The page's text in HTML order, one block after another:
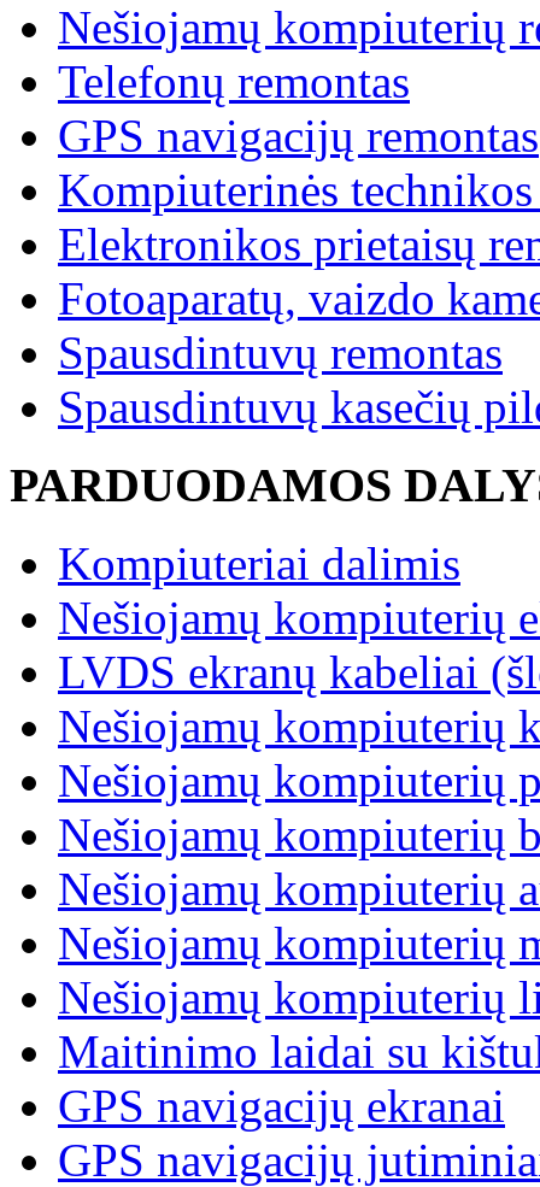
Nešiojamų kompiuterių
Telefonų remontas
GPS navigacijų remontas
Kompiuterinės
Elektronikos prietaisų
Fotoaparatų, vaizdo
Spausdintuvų remontas
Spausdintuvų kasečių
PARDUODAMOS
Kompiuteriai dalimis
Nešiojamų kompiuterių
LVDS ekranų kabeliai
Nešiojamų kompiuterių
Nešiojamų kompiuterių
Nešiojamų kompiuterių
Nešiojamų kompiuterių
Nešiojamų kompiuterių
Nešiojamų kompiuterių
Maitinimo laidai su
GPS navigacijų ekranai
GPS navigacijų